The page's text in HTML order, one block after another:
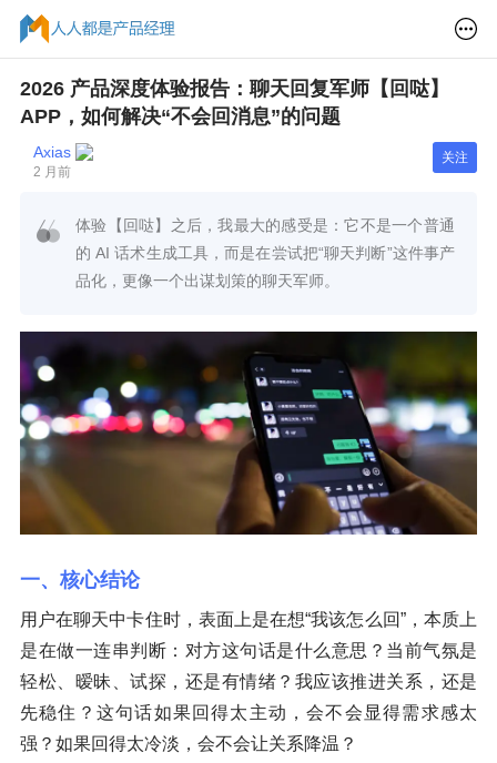
2026 产品深度体验报告：聊天回复军师【回哒】
APP，如何解决“不会回消息”的问题
Axias
2 月前
关注
体验【回哒】之后，我最大的感受是：它不是一个普通
的 AI 话术生成工具，而是在尝试把“聊天判断”这件事产
品化，更像一个出谋划策的聊天军师。
一、核心结论
用户在聊天中卡住时，表面上是在想“我该怎么回”，本质上
是在做一连串判断：对方这句话是什么意思？当前气氛是
轻松、暧昧、试探，还是有情绪？我应该推进关系，还是
先稳住？这句话如果回得太主动，会不会显得需求感太
强？如果回得太冷淡，会不会让关系降温？